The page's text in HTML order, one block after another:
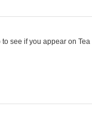
see if you appear on